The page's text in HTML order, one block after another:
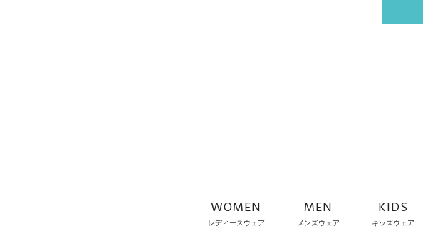
WOMEN
レディースウェア
MEN
メンズウェア
KIDS
キッズウェア